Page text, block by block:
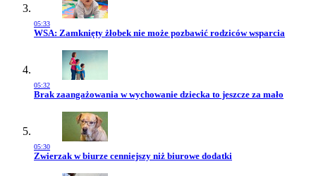
05:33
Przejdź do artykułu:
WSA: Zamknięty żłobek nie może pozbawić rodziców wsparcia
05:32
Przejdź do artykułu:
Brak zaangażowania w wychowanie dziecka to jeszcze za mało
05:30
Przejdź do artykułu:
Zwierzak w biurze cenniejszy niż biurowe dodatki